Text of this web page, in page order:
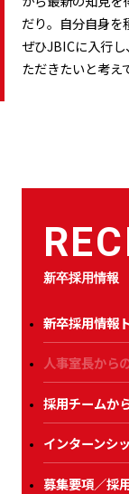
だり。自分自身を
ぜひJBICに入行
ただきたいと考え
新卒採用情報
新卒採用情報
人事室長から
採用チームか
インターンシ
募集要項／採